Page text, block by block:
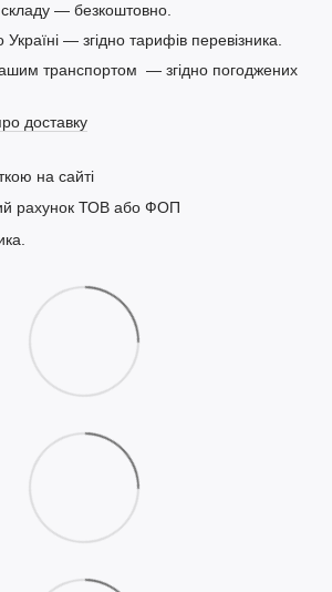
— безкоштовно.
— згідно тарифів перевізника.
транспортом — згідно погоджених
доставку
на сайті
рахунок ТОВ або ФОП